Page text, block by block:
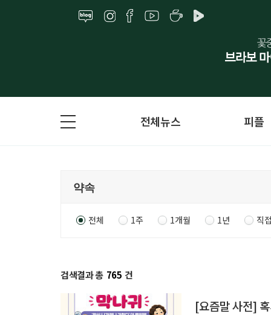
전체뉴스 피플
전체 1주 1개월 1년 직
검색결과 총 765 건
[요즘말 사전] 혹